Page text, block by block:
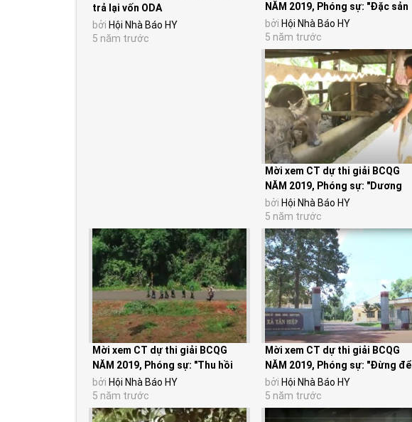
trả lại vốn ODA
bởi Hội Nhà Báo HY
5 năm trước
NĂM 2019, Phóng sự: "Đặc sản
vùng đất nắng" của...
bởi Hội Nhà Báo HY
5 năm trước
Mời xem CT dự thi giải BCQG
NĂM 2019, Phóng sự: "Dương
Văn Vè- Người đem...
bởi Hội Nhà Báo HY
5 năm trước
Mời xem CT dự thi giải BCQG
NĂM 2019, Phóng sự: "Thu hồi
đất: Khi ý Đảng...
bởi Hội Nhà Báo HY
5 năm trước
Mời xem CT dự thi giải BCQG
NĂM 2019, Phóng sự: "Đừng để
người dân mất...
bởi Hội Nhà Báo HY
5 năm trước